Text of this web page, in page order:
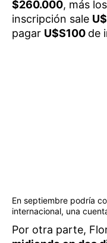
$260.000, más
inscripción sale
pagar U$S100 de
En septiembre podría
internacional, una
Por otra parte,